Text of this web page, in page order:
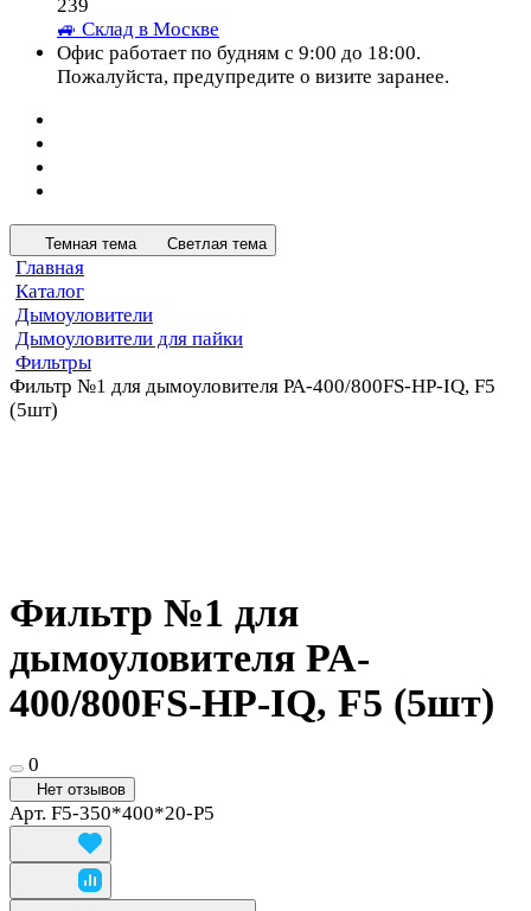
239
🚙 Склад в Москве
Офис работает по будням с 9:00 до 18:00.
Пожалуйста, предупредите о визите заранее.
Темная тема Светлая тема
Главная
Каталог
Дымоуловители
Дымоуловители для пайки
Фильтры
Фильтр №1 для дымоуловителя PA-400/800FS-HP-IQ, F5
(5шт)
Фильтр №1 для
дымоуловителя PA-
400/800FS-HP-IQ, F5 (5шт)
0
Нет отзывов
Арт. F5-350*400*20-P5